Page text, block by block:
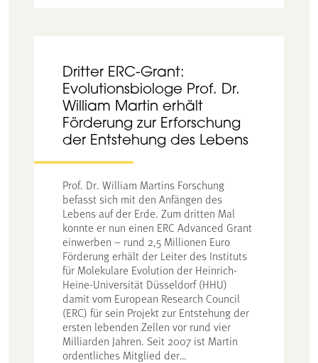
Dritter ERC-Grant:
Evolutionsbiologe Prof. Dr.
William Martin erhält
Förderung zur Erforschung
der Entstehung des Lebens
Prof. Dr. William Martins Forschung
befasst sich mit den Anfängen des
Lebens auf der Erde. Zum dritten Mal
konnte er nun einen ERC Advanced Grant
einwerben – rund 2,5 Millionen Euro
Förderung erhält der Leiter des Instituts
für Molekulare Evolution der Heinrich-
Heine-Universität Düsseldorf (HHU)
damit vom European Research Council
(ERC) für sein Projekt zur Entstehung der
ersten lebenden Zellen vor rund vier
Milliarden Jahren. Seit 2007 ist Martin
ordentliches Mitglied der…